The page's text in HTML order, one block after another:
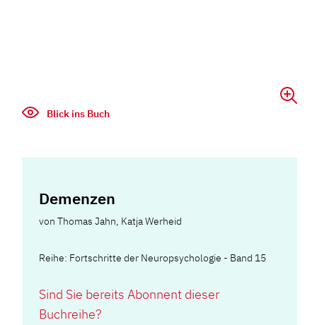
Blick ins Buch
Demenzen
vonThomas Jahn, Katja Werheid
Reihe: Fortschritte der Neuropsychologie - Band 15
Sind Sie bereits Abonnent dieser
Buchreihe?